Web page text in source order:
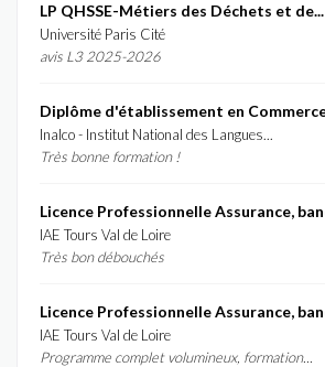
LP QHSSE-Métiers des Déchets et de...
Université Paris Cité
avis L3 2025-2026
Inalco - Institut National des Langues...
Très bonne formation !
IAE Tours Val de Loire
Très bon débouchés
IAE Tours Val de Loire
Programme complet volumineux, formation...